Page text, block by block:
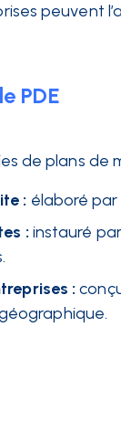
peuvent
PDE
de plans de
: élaboré
: instauré
: